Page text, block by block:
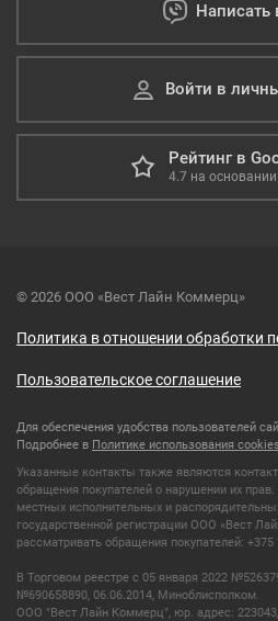
Написать
Войти в
Рейтинг в
4.7 на основании
© 2026 ООО «Вест Лайн Коммерц»
Политика в отношении обработки
Пользовательское соглашение
Для обеспечения удобства пользователей
Подробнее в Политике использования cookies
Указанные контакты также являются
обращения покупателей о нарушении их
местных исполнительных и
государственной регистрации ООО «Вест
рассматривать обращения покупателей:
В Торговом реестре с 05 января 2022
№690658890, 06.06.2014, Миноблисполком.
ООО "Вест Лайн Коммерц", юр. адрес: